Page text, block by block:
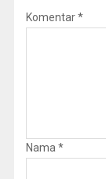
Komentar*
Nama*